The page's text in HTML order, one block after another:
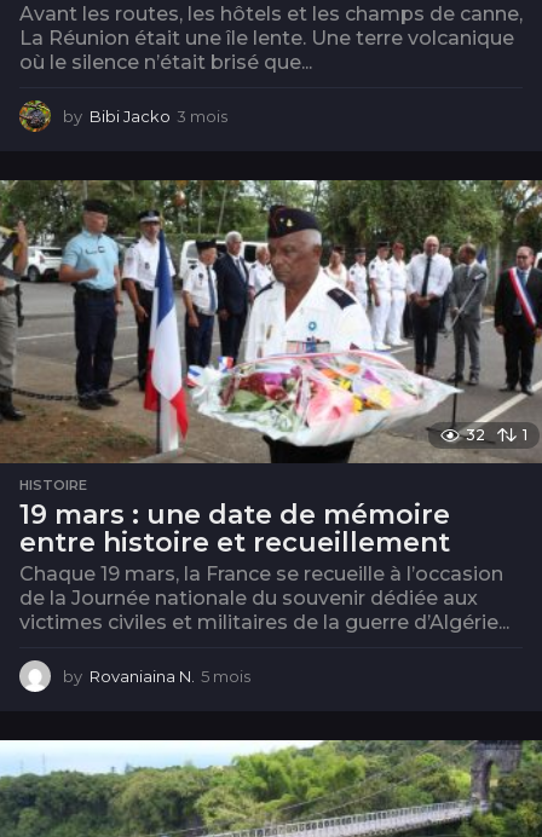
Avant les routes, les hôtels et les champs de canne,
La Réunion était une île lente. Une terre volcanique
où le silence n’était brisé que...
by Bibi Jacko 3 mois
i
s
32 1
HISTOIRE
19 mars : une date de mémoire
entre histoire et recueillement
Chaque 19 mars, la France se recueille à l’occasion
de la Journée nationale du souvenir dédiée aux
victimes civiles et militaires de la guerre d’Algérie...
by Rovaniaina N. 5 mois
i
s